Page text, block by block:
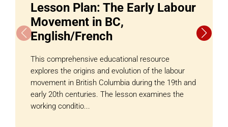
Lesson Plan: The Early Labour
Movement in BC,
English/French
This comprehensive educational resource
explores the origins and evolution of the labour
movement in British Columbia during the 19th and
early 20th centuries. The lesson examines the
working conditio...